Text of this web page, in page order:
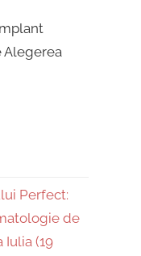
Alegerea
Perfect:
de
Iulia (19